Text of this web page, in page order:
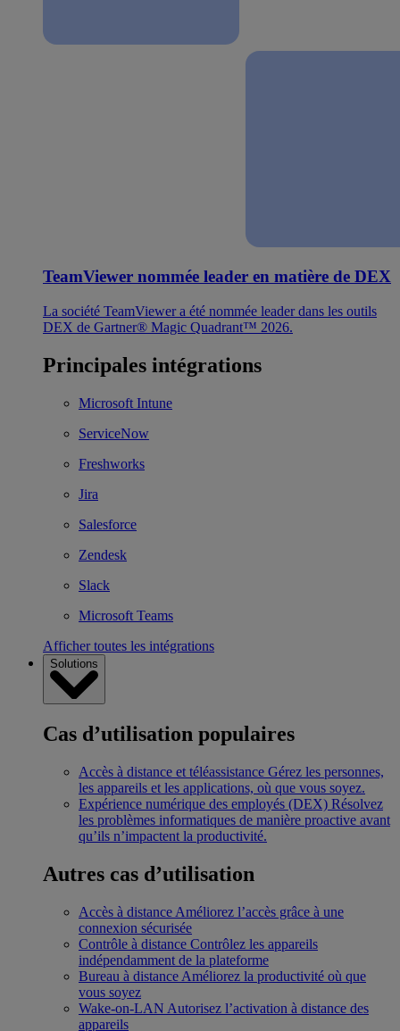
TeamViewer nommée leader en matière de DEX
La société TeamViewer a été nommée leader dans les outils
DEX de Gartner® Magic Quadrant™ 2026.
Principales intégrations
Microsoft Intune
ServiceNow
Freshworks
Jira
Salesforce
Zendesk
Slack
Microsoft Teams
Afficher toutes les intégrations
Solutions
Cas d’utilisation populaires
Accès à distance et téléassistance Gérez les personnes,
les appareils et les applications, où que vous soyez.
Expérience numérique des employés (DEX) Résolvez
les problèmes informatiques de manière proactive avant
qu’ils n’impactent la productivité.
Autres cas d’utilisation
Accès à distance Améliorez l’accès grâce à une
connexion sécurisée
Contrôle à distance Contrôlez les appareils
indépendamment de la plateforme
Bureau à distance Améliorez la productivité où que
vous soyez
Wake-on-LAN Autorisez l’activation à distance des
appareils